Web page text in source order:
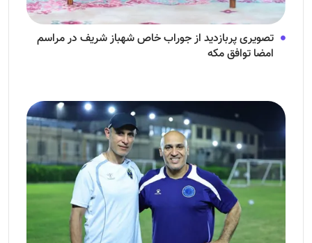
تصویری پربازدید از جوراب‌ خاص شهباز شریف در مراسم
امضا توافق‌ مکه